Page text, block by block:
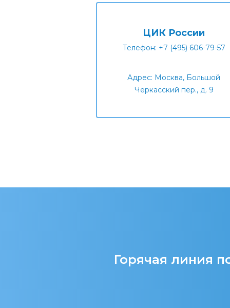
ЦИК России
Телефон: +7 (495) 606-79-57
Адрес: Москва, Большой
Черкасский пер., д. 9
Горячая линия